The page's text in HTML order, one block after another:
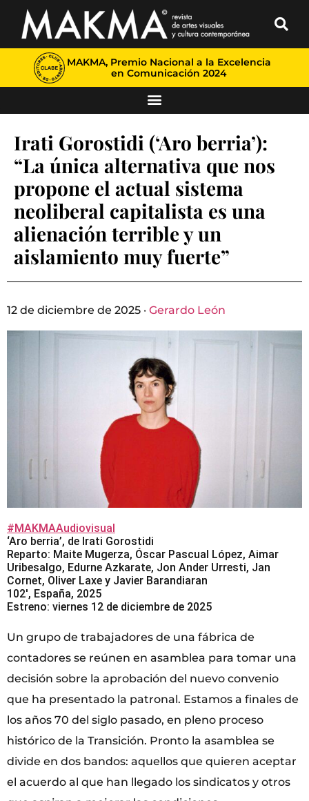
MAKMA, Premio Nacional a la Excelencia
en Comunicación 2024
Irati Gorostidi (‘Aro berria’):
“La única alternativa que nos
propone el actual sistema
neoliberal capitalista es una
alienación terrible y un
aislamiento muy fuerte”
12 de diciembre de 2025 · Gerardo León
#MAKMAAudiovisual
‘Aro berria’, de Irati Gorostidi
Reparto: Maite Mugerza, Óscar Pascual López, Aimar
Uribesalgo, Edurne Azkarate, Jon Ander Urresti, Jan
Cornet, Oliver Laxe y Javier Barandiaran
102′, España, 2025
Estreno: viernes 12 de diciembre de 2025
Un grupo de trabajadores de una fábrica de
contadores se reúnen en asamblea para tomar una
decisión sobre la aprobación del nuevo convenio
que ha presentado la patronal. Estamos a finales de
los años 70 del siglo pasado, en pleno proceso
histórico de la Transición. Pronto la asamblea se
divide en dos bandos: aquellos que quieren aceptar
el acuerdo al que han llegado los sindicatos y otros